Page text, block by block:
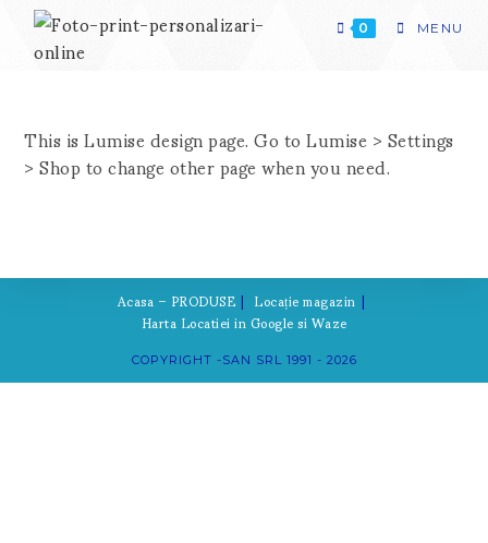
content
0 MENU
This is Lumise design page. Go to Lumise > Settings
> Shop to change other page when you need.
Acasa – PRODUSE Locație magazin
Harta Locatiei in Google si Waze
COPYRIGHT -SAN SRL 1991 - 2026